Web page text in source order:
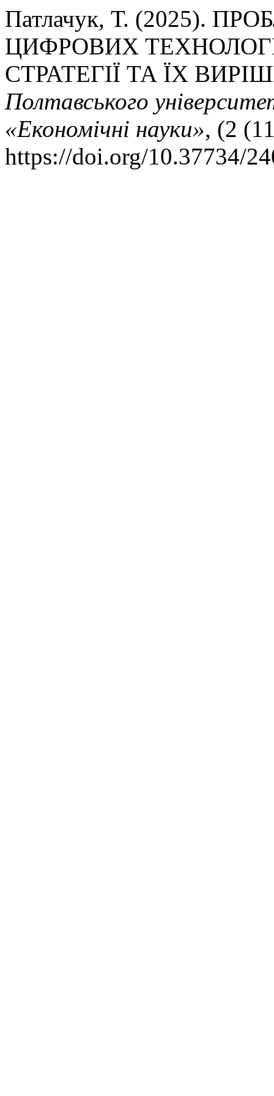
Патлачук, Т. (2025).
ЦИФРОВИХ
СТРАТЕГІЇ ТА ЇХ
Полтавського
«Економічні науки», (2
https://doi.org/10.37734/